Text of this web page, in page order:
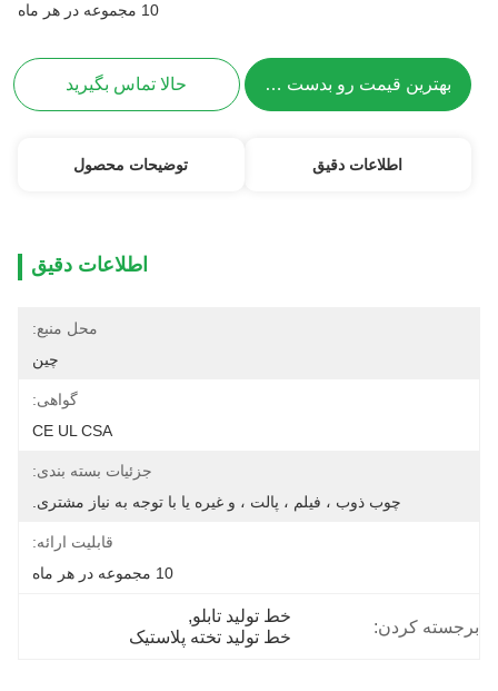
10 مجموعه در هر ماه
بهترین قیمت رو بدست بیار حالا تماس بگیرید
اطلاعات دقیق توضیحات محصول
اطلاعات دقیق
محل منبع:
چین
گواهی:
CE UL CSA
جزئیات بسته بندی:
چوب ذوب ، فیلم ، پالت ، و غیره یا با توجه به نیاز مشتری.
قابلیت ارائه:
10 مجموعه در هر ماه
برجسته کردن:
خط تولید تابلو,
خط تولید تخته پلاستیک